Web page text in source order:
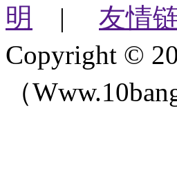
明
| 友情
Copyright ©
（